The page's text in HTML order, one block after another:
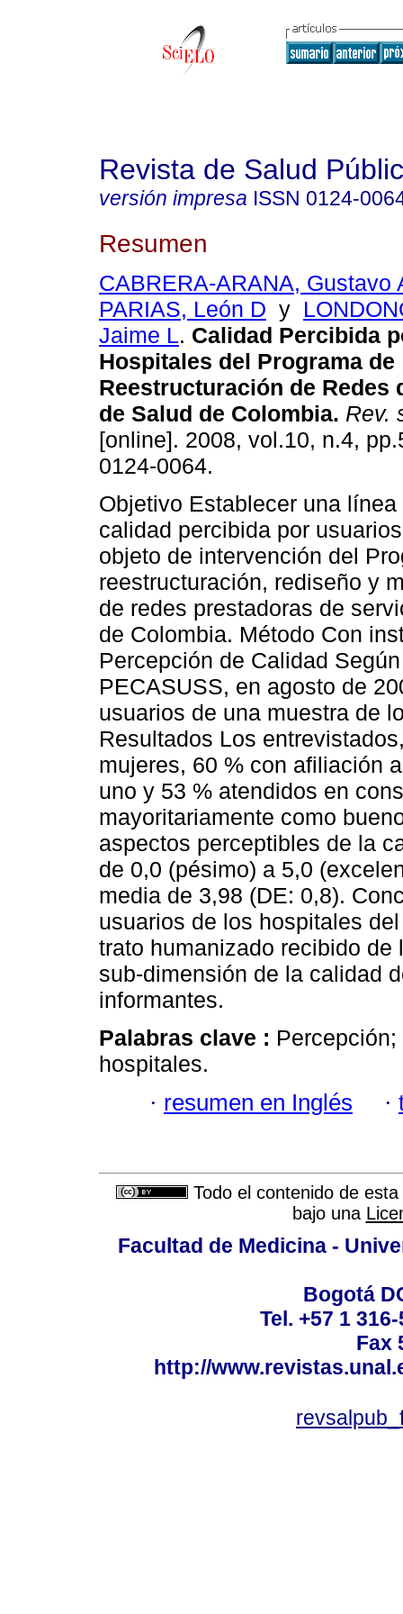
Revista de Salud
versión impresa ISSN 0124-
Resumen
CABRERA-ARANA, Gustavo
PARIAS, León D y
Jaime L. Calidad Percibida
Hospitales del Programa de
Reestructuración de Redes
de Salud de Colombia. Rev.
[online]. 2008, vol.10, n.4,
0124-0064.
Objetivo Establecer una
calidad percibida por
objeto de intervención del
reestructuración, rediseño y
de redes prestadoras de
de Colombia. Método Con
Percepción de Calidad
PECASUSS, en agosto de
usuarios de una muestra de
Resultados Los
mujeres, 60 % con afiliación
uno y 53 % atendidos en
mayoritariamente como
aspectos perceptibles de la
de 0,0 (pésimo) a 5,0
media de 3,98 (DE: 0,8).
usuarios de los hospitales
trato humanizado recibido
sub-dimensión de la calidad
informantes.
Palabras clave :
hospitales.
· resumen en Inglés ·
Todo el contenido de
bajo una
Facultad de Medicina -
Bogotá
Tel. +57 1
Fax
http://